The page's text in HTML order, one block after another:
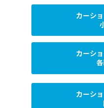
カーシ
カーシ
カーシ